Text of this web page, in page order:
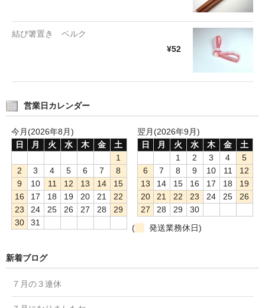
結び箸置き ベルク
¥52
営業日カレンダー
今月(2026年8月)
日
月 火 水 木 金
土
1
2
3 4 5 6 7
8
9
10 11 12 13 14
15
16
17 18 19 20 21
22
23
24 25 26 27 28
29
30
31
翌月(2026年9月)
日
月 火 水 木 金
土
1
2 3 4
5
6
7 8 9 10 11
12
13
14 15 16 17 18
19
20
21 22 23 24 25
26
27
28 29
30
(
発送業務休日)
新着ブログ
７月の３連休